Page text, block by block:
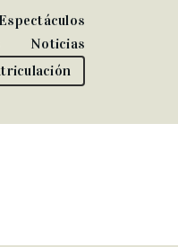
Espectáculos
Noticias